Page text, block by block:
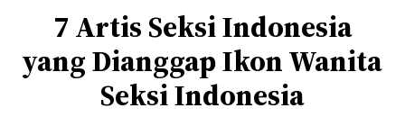
7 Artis Seksi Indonesia
yang Dianggap Ikon Wanita
Seksi Indonesia